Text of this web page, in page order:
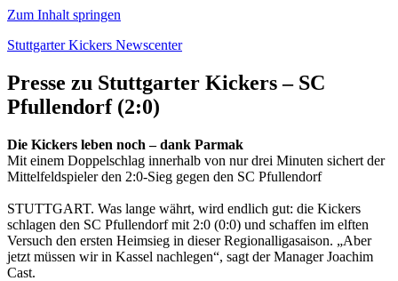
Zum Inhalt springen
Stuttgarter Kickers Newscenter
Presse zu Stuttgarter Kickers – SC
Pfullendorf (2:0)
Die Kickers leben noch – dank Parmak
Mit einem Doppelschlag innerhalb von nur drei Minuten sichert der
Mittelfeldspieler den 2:0-Sieg gegen den SC Pfullendorf
STUTTGART. Was lange währt, wird endlich gut: die Kickers
schlagen den SC Pfullendorf mit 2:0 (0:0) und schaffen im elften
Versuch den ersten Heimsieg in dieser Regionalligasaison. „Aber
jetzt müssen wir in Kassel nachlegen“, sagt der Manager Joachim
Cast.